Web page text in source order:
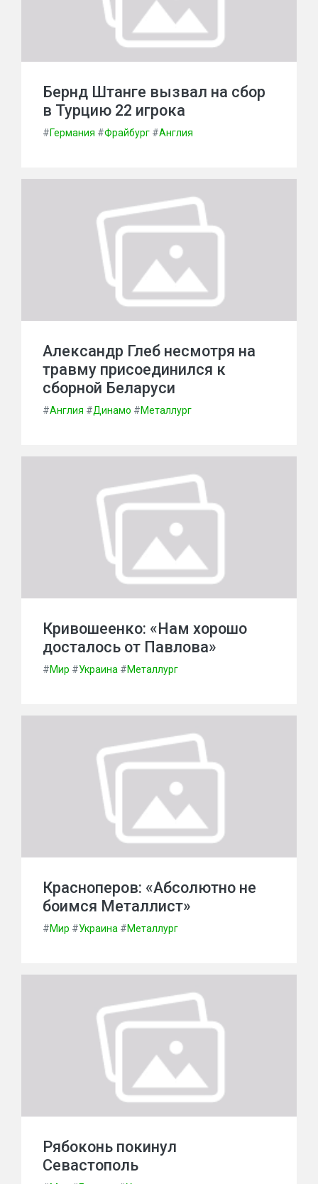
Бернд Штанге вызвал на сбор
в Турцию 22 игрока
#Германия #Фрайбург #Англия
Александр Глеб несмотря на
травму присоединился к
сборной Беларуси
#Англия #Динамо #Металлург
Кривошеенко: «Нам хорошо
досталось от Павлова»
#Мир #Украина #Металлург
Красноперов: «Абсолютно не
боимся Металлист»
#Мир #Украина #Металлург
Рябоконь покинул
Севастополь